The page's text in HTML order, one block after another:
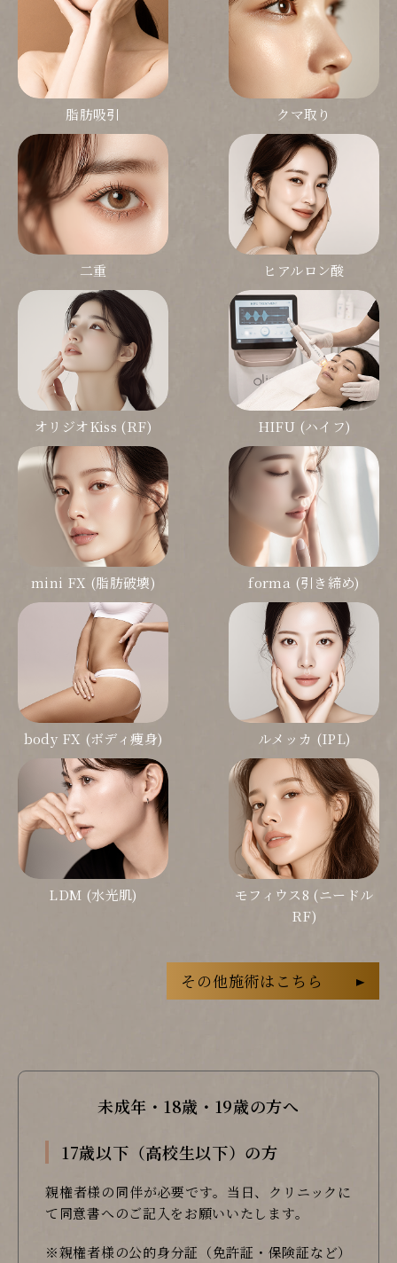
脂肪吸引 クマ取り
二重 ヒアルロン酸
オリジオKiss (RF) HIFU (ハイフ)
mini FX (脂肪破壊) forma (引き締め)
body FX (ボディ痩身) ルメッカ (IPL)
LDM (水光肌)
モフィウス8 (ニードル
RF)
その他施術はこちら
未成年・18歳・19歳の方へ
17歳以下（高校生以下）の方
親権者様の同伴が必要です。当日、クリニックに
て同意書へのご記入をお願いいたします。
※親権者様の公的身分証（免許証・保険証など）